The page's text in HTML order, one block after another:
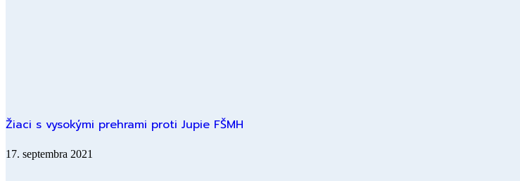
Žiaci s vysokými prehrami proti Jupie FŠMH
17. septembra 2021